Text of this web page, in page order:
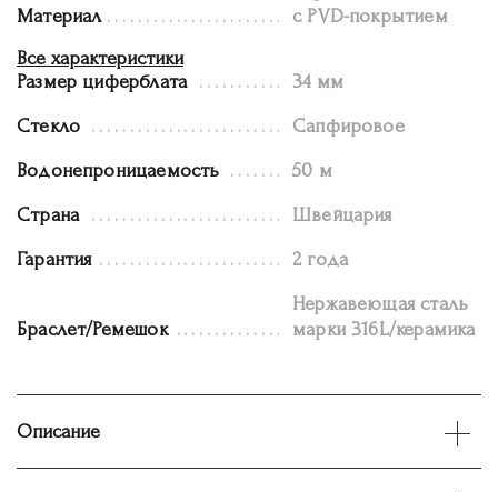
Материал
с PVD-покрытием
Все характеристики
Размер циферблата
34 мм
Стекло Сапфировое
Водонепроницаемость 50 м
Страна Швейцария
Гарантия 2 года
Браслет/Ремешок
Нержавеющая сталь
марки 316L/керамика
Описание